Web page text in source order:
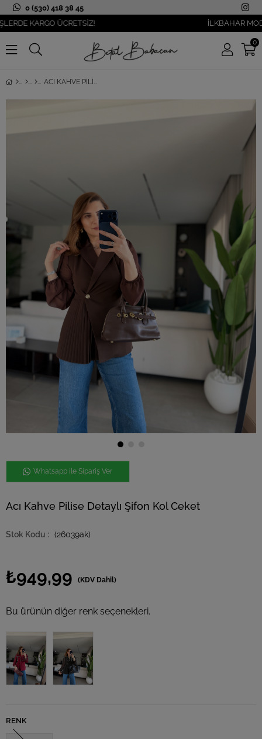
0 (530) 418 38 45
KARGO ÜCRETSİZ!
İLKBAHAR MODASI
0
ACI KAHVE PILISE DETAYLI ŞIFON KOL CEKET
Whatsapp ile Sipariş Ver
Acı Kahve Pilise Detaylı Şifon Kol Ceket
(26039ak)
₺949,99 (KDV Dahil)
Bu ürünün diğer renk seçenekleri.
Tükendi Tükendi
RENK